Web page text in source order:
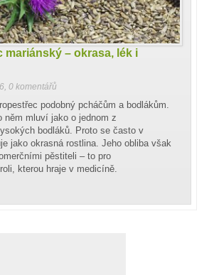
mariánský – okrasa, lék i
0 komentářů
podobný pcháčům a bodlákům.
něm mluví jako o jednom z
bodláků. Proto se často v
jako okrasná rostlina. Jeho obliba však
pěstiteli – to pro
kterou hraje v medicíně.